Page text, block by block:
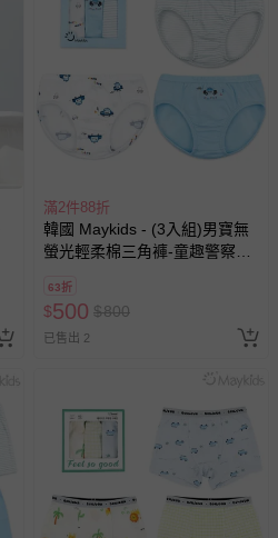
滿2件88折
韓國 Maykids - (3入組)男寶無
螢光輕柔棉三角褲-童趣警察車
63折
$500 $800
已售出 2